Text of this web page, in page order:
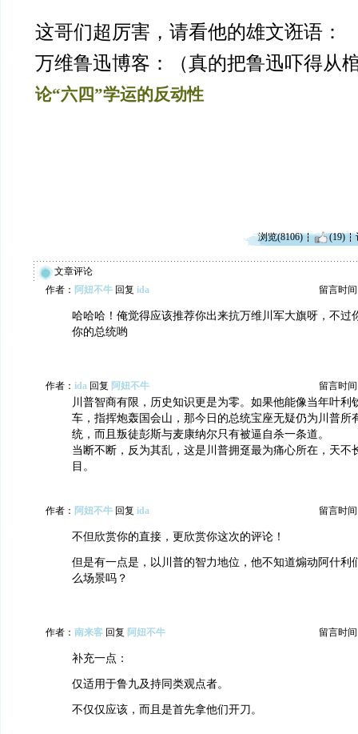
这哥们超厉害，请看他的雄文诳语：
万维鲁迅博客：（真的把鲁迅吓得从
论“六四”学运的反动性
浏览(8106) (19)
文章评论
作者： 阿妞不牛 回复 ida 留言时间
哈哈哈！俺觉得应该推荐你出来抗万维川军大旗呀，不过
你的总统哟
作者： ida 回复 阿妞不牛 留言时间
川普智商有限，历史知识更是为零。如果他能像当年叶利
车，指挥炮轰国会山，那今日的总统宝座无疑仍为川普所
统，而且叛徒彭斯与麦康纳尔只有被逼自杀一条道。
当断不断，反为其乱，这是川普拥趸最为痛心所在，天不
目。
作者： 阿妞不牛 回复 ida 留言时间
不但欣赏你的直接，更欣赏你这次的评论！
但是有一点是，以川普的智力地位，他不知道煽动阿什利
么场景吗？
作者： 南来客 回复 阿妞不牛 留言时间
补充一点：
仅适用于鲁九及持同类观点者。
不仅仅应该，而且是首先拿他们开刀。